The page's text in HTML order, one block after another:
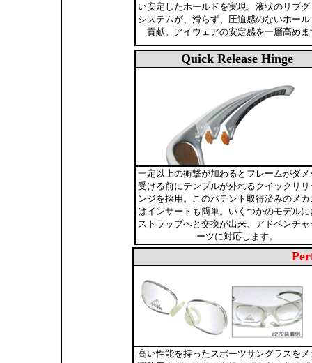
い安定したホールドを実現。液状のリブグ
システムが、滑らず、圧迫感のないホール
貢献。アイウェアの安定感を一層高めま
Quick Release Hinge
一定以上の衝撃が加わるとフレームがダメ
受ける前にテンプルが外れるクイックリリ
ンジを採用。このパテント取得済みのメカ
はインサートも簡単。いくつかのモデルに
ストラップへと交換が出来、アドベンチャ
ーツに対応します。
高い性能を持ったスポーツサングラスを